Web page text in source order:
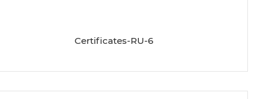
Certificates-RU-6